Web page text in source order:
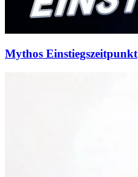
Mythos Einstiegszeitpunkt